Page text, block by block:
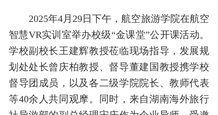
2025年4月29日下午，航空旅游学院在航空
智慧VR实训室举办校级“金课堂”公开课活动。
学校副校长王建辉教授莅临现场指导，发展规
划处处长曾庆柏教授、督导董建国教授携学校
督导团成员，以及各二级学院院长、教师代表
等40余人共同观摩。同时，来自湖南海外旅行